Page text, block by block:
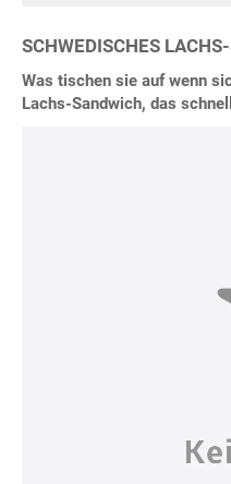
SCHWEDISCHES
Was tischen sie auf wenn
Lachs-Sandwich, das